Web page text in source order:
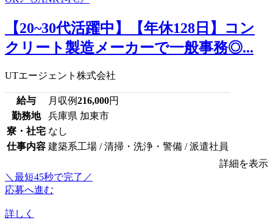
【20~30代活躍中】【年休128日】コン
クリート製造メーカーで一般事務◎...
UTエージェント株式会社
給与 月収例216,000円
勤務地
兵庫県 加東市
寮・社宅 なし
仕事内容 建築系工場 / 清掃・洗浄・警備 / 派遣社員
詳細を表示
＼最短45秒で完了／
応募へ進む
詳しく